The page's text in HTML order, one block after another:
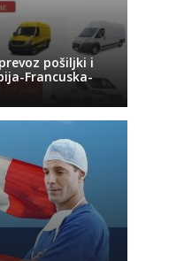
prevoz pošiljki i
Francuska-